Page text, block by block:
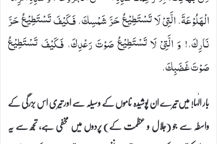
الْهَلُوْعَةَ، الَّتِیْ لَا تَسْتَطِیْعُ حَرَّ شَمْسِكَ، فَكَیْفَ تَسْتَطِیْعُ حَرَّ
نَارِكَ،! وَ الَّتِیْ لَا تَسْتَطِیْعُ صَوْتَ رَعْدِكَ، فَكَیْفَ تَسْتَطِیْعُ
صَوْتَ غَضَبِكَ.
بار الٰہا! میں تیرے ان پوشیدہ ناموں کے وسیلہ سے اور تیری اس بزرگی کے
واسطہ سے جو (جلال و عظمت کے) پردوں میں مخفی ہے، تجھ سے یہ